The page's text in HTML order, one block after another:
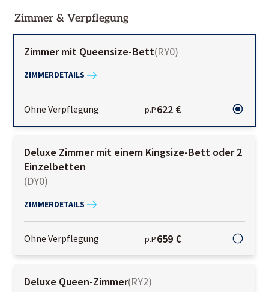
01-02
Zimmer & Verpflegung
Zimmer mit Queensize-Bett(RY0)
ZIMMERDETAILS
Ohne Verpflegung p.P.622 €
Deluxe Zimmer mit einem Kingsize-Bett oder 2
Einzelbetten
(DY0)
ZIMMERDETAILS
Ohne Verpflegung p.P.659 €
Deluxe Queen-Zimmer(RY2)